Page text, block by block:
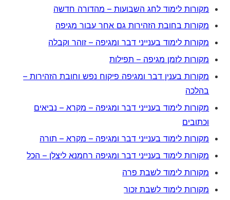
מקורות לימוד לחג השבועות – מהדורה חדשה
מקורות בחובת הזהירות גם אחר עבור מגיפה
מקורות לימוד בענייני דבר ומגיפה – זוהר וקבלה
מקורות לזמן מגיפה – תפילות
מקורות בענין דבר ומגיפה פיקוח נפש וחובת הזהירות –
בהלכה
מקורות לימוד בענייני דבר ומגיפה – מקרא – נביאים
וכתובים
מקורות לימוד בענייני דבר ומגיפה – מקרא – תורה
מקורות לימוד בענייני דבר ומגיפה רחמנא ליצלן – הכל
מקורות לימוד לשבת פרה
מקורות לימוד לשבת זכור